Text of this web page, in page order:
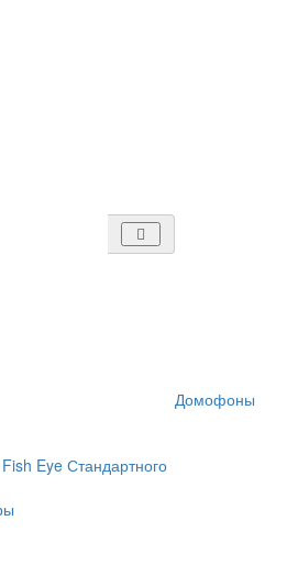
Домофоны
Fish Eye Стандартного